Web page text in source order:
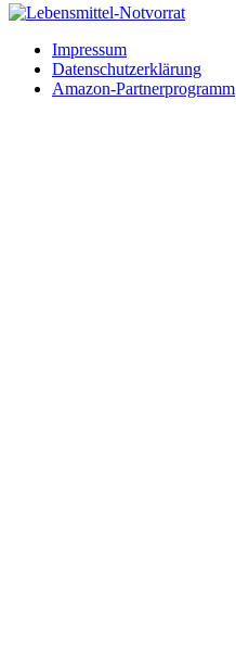
Impressum
Datenschutzerklärung
Amazon-Partnerprogramm